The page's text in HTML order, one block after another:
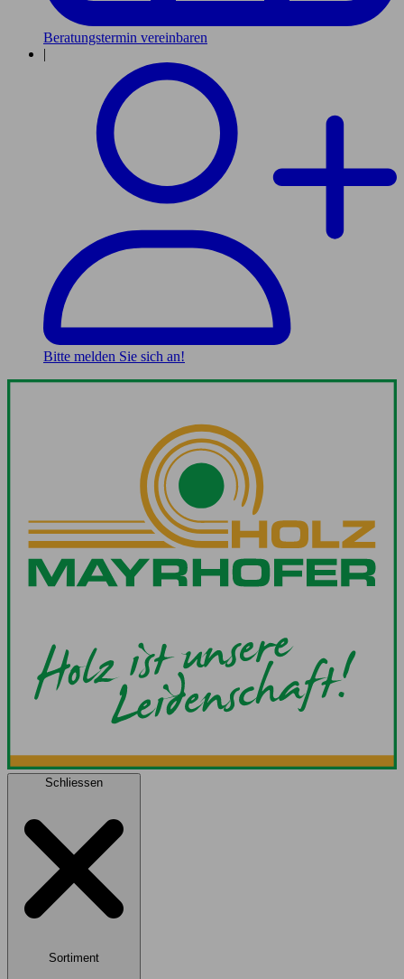
Beratungstermin vereinbaren
|
Bitte melden Sie sich an!
Schliessen
Sortiment